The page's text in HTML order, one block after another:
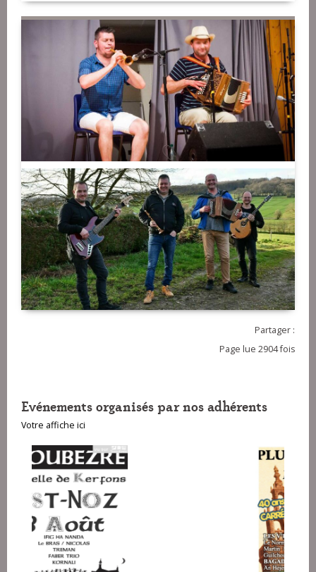
Partager :
Page lue 2904 fois
Evénements organisés par nos adhérents
Votre affiche ici